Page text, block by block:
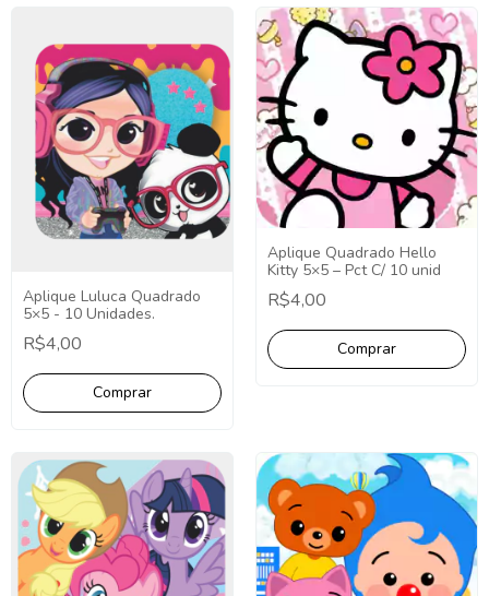
Aplique Luluca Quadrado
5×5 - 10 Unidades.
R$4,00
Aplique Quadrado Hello
Kitty 5×5 – Pct C/ 10 unid
R$4,00